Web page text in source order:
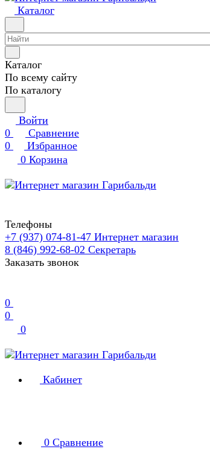
Каталог
Каталог
По всему сайту
По каталогу
Войти
0
Сравнение
0
Избранное
0 Корзина
Телефоны
+7 (937) 074-81-47 Интернет магазин
8 (846) 992-68-02 Секретарь
Заказать звонок
0
0
0
Кабинет
0 Сравнение